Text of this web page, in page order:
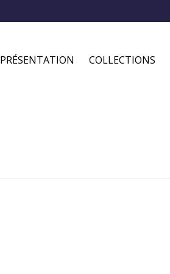
COLLECTIONS
PRÉSENTATION